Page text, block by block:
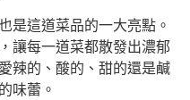
是這道菜品的一大亮點。
讓每一道菜都散發出濃郁
辣的、酸的、甜的還是鹹
味蕾。